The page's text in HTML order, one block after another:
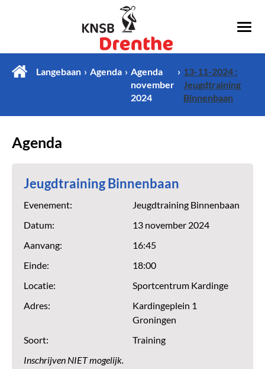
Langebaan Agenda
Agenda
november
2024
13-11-2024 :
Jeugdtraining
Binnenbaan
Agenda
Jeugdtraining Binnenbaan
Evenement:
Jeugdtraining Binnenbaan
Datum:
13 november 2024
Aanvang:
16:45
Einde:
18:00
Locatie:
Sportcentrum Kardinge
Adres:
Kardingeplein 1
Groningen
Soort:
Training
Inschrijven NIET mogelijk.